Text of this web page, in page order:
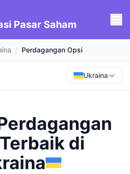
Pasar Saham
/ Perdagangan Opsi
Ukraina
di